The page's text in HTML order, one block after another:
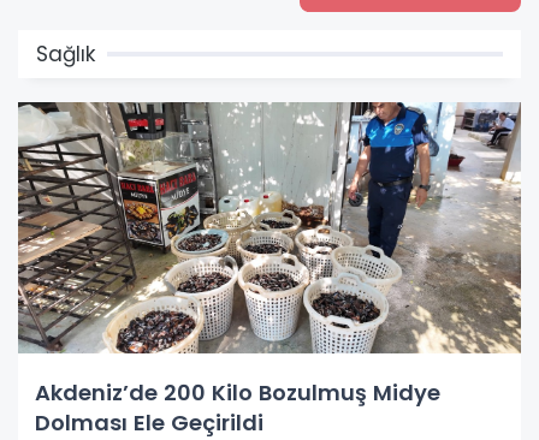
Sağlık
Akdeniz’de 200 Kilo Bozulmuş Midye
Dolması Ele Geçirildi